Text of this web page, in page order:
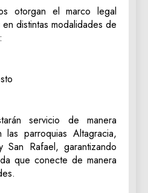
otorgan el marco legal
distintas modalidades de
servicio de manera
parroquias Altagracia,
San Rafael, garantizando
que conecte de manera